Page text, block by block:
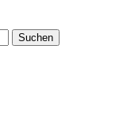
Suchen